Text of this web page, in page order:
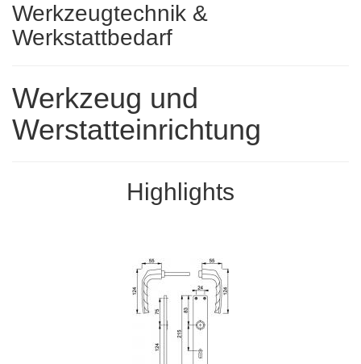
Werkzeugtechnik &
Werkstattbedarf
Werkzeug und
Werstatteinrichtung
Highlights